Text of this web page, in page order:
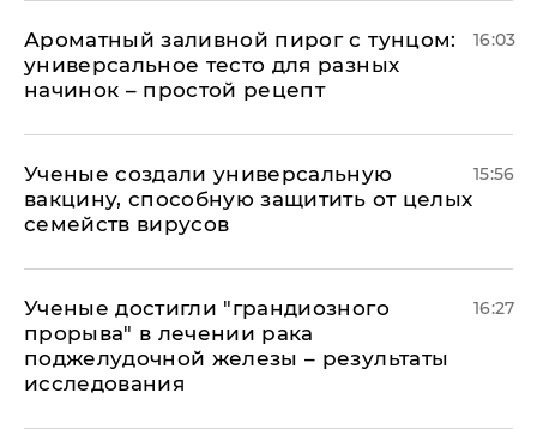
Ароматный заливной пирог с тунцом:
универсальное тесто для разных
начинок – простой рецепт
16:03
Ученые создали универсальную
вакцину, способную защитить от целых
семейств вирусов
15:56
Ученые достигли "грандиозного
прорыва" в лечении рака
поджелудочной железы – результаты
исследования
16:27